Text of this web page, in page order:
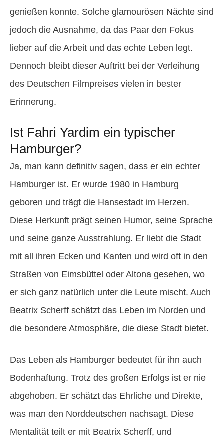
genießen konnte. Solche glamourösen Nächte sind
jedoch die Ausnahme, da das Paar den Fokus
lieber auf die Arbeit und das echte Leben legt.
Dennoch bleibt dieser Auftritt bei der Verleihung
des Deutschen Filmpreises vielen in bester
Erinnerung.
Ist Fahri Yardim ein typischer
Hamburger?
Ja, man kann definitiv sagen, dass er ein echter
Hamburger ist. Er wurde 1980 in Hamburg
geboren und trägt die Hansestadt im Herzen.
Diese Herkunft prägt seinen Humor, seine Sprache
und seine ganze Ausstrahlung. Er liebt die Stadt
mit all ihren Ecken und Kanten und wird oft in den
Straßen von Eimsbüttel oder Altona gesehen, wo
er sich ganz natürlich unter die Leute mischt. Auch
Beatrix Scherff schätzt das Leben im Norden und
die besondere Atmosphäre, die diese Stadt bietet.
Das Leben als Hamburger bedeutet für ihn auch
Bodenhaftung. Trotz des großen Erfolgs ist er nie
abgehoben. Er schätzt das Ehrliche und Direkte,
was man den Norddeutschen nachsagt. Diese
Mentalität teilt er mit Beatrix Scherff, und